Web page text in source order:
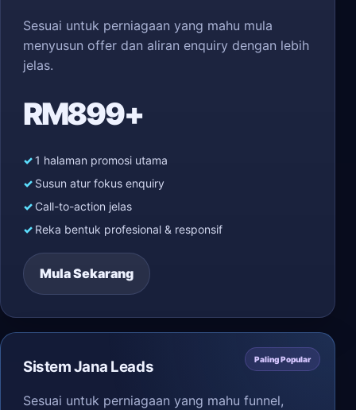
Sesuai untuk perniagaan yang mahu mula
menyusun offer dan aliran enquiry dengan lebih
jelas.
RM899+
1 halaman promosi utama
Susun atur fokus enquiry
Call-to-action jelas
Reka bentuk profesional & responsif
Mula Sekarang
Paling Popular
Sistem Jana Leads
Sesuai untuk perniagaan yang mahu funnel,